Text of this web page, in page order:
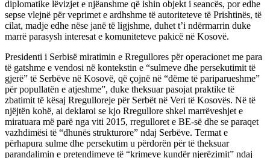
diplomatike lëvizjet e njëanshme që ishin objekt i seancës, por edhe
sepse vlejnë për veprimet e ardhshme të autoriteteve të Prishtinës, të
cilat, madje edhe nëse janë të ligjshme, duhet t’i ndërmarrin duke
marrë parasysh interesat e komuniteteve pakicë në Kosovë.
Presidenti i Serbisë miratimin e Rregullores për operacionet me para
të gatshme e vendosi në kontekstin e “sulmeve dhe persekutimit të
gjerë” të Serbëve në Kosovë, që çojnë në “dëme të pariparueshme”
për popullatën e atjeshme”, duke theksuar pasojat praktike të
zbatimit të kësaj Rregulloreje për Serbët në Veri të Kosovës. Në të
njëjtën kohë, ai deklaroi se kjo Rregullore shkel marrëveshjet e
miratuara më parë nga viti 2015, rregulloret e BE-së dhe se paraqet
vazhdimësi të “dhunës strukturore” ndaj Serbëve. Termat e
përhapura sulme dhe persekutim u përdorën për të theksuar
parandalimin e pretendimeve të “krimeve kundër njerëzimit” ndaj